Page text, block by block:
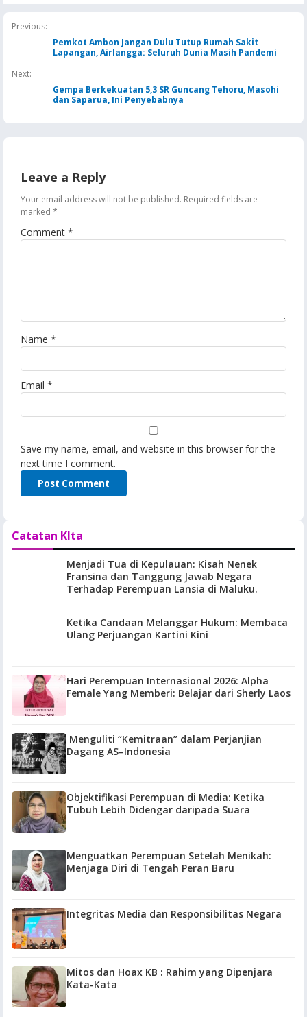
Jaga Keandalan Suplai
BBM
Previous:
Pemkot Ambon Jangan Dulu Tutup Rumah Sakit
Lapangan, Airlangga: Seluruh Dunia Masih Pandemi
Next:
Gempa Berkekuatan 5,3 SR Guncang Tehoru, Masohi
dan Saparua, Ini Penyebabnya
Leave a Reply
Your email address will not be published. Required fields are
marked *
Comment *
Name *
Email *
Save my name, email, and website in this browser for the
next time I comment.
Catatan KIta
Menjadi Tua di Kepulauan: Kisah Nenek
Fransina dan Tanggung Jawab Negara
Terhadap Perempuan Lansia di Maluku.
Ketika Candaan Melanggar Hukum: Membaca
Ulang Perjuangan Kartini Kini
Hari Perempuan Internasional 2026: Alpha
Female Yang Memberi: Belajar dari Sherly Laos
Menguliti “Kemitraan” dalam Perjanjian
Dagang AS–Indonesia
Objektifikasi Perempuan di Media: Ketika
Tubuh Lebih Didengar daripada Suara
Menguatkan Perempuan Setelah Menikah:
Menjaga Diri di Tengah Peran Baru
Integritas Media dan Responsibilitas Negara
Mitos dan Hoax KB : Rahim yang Dipenjara
Kata-Kata